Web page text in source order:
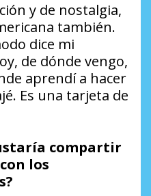
y de nostalgia,
también.
dice mi
de dónde vengo,
aprendí a hacer
Es una tarjeta de
compartir
los